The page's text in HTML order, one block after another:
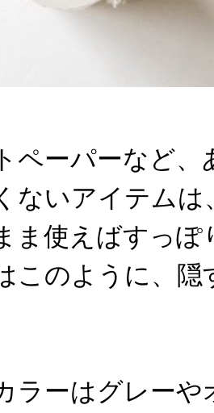
ペーパーなど
ないアイテムは
ま使えばすっぽ
このように、隠
ラーはグレーや